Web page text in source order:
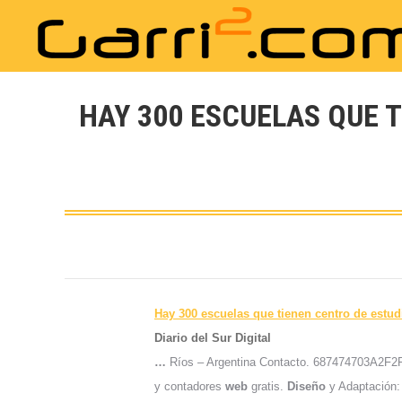
HAY 300 ESCUELAS QUE
Hay 300 escuelas que tienen centro de
Diario del Sur Digital
… Ríos – Argentina Contacto.
y contadores web gratis. Diseño y